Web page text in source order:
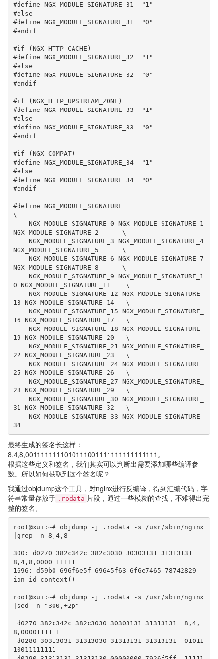
#define NGX_MODULE_SIGNATURE_31  "1"
#else
#define NGX_MODULE_SIGNATURE_31  "0"
#endif
#if (NGX_HTTP_CACHE)
#define NGX_MODULE_SIGNATURE_32  "1"
#else
#define NGX_MODULE_SIGNATURE_32  "0"
#endif
#if (NGX_HTTP_UPSTREAM_ZONE)
#define NGX_MODULE_SIGNATURE_33  "1"
#else
#define NGX_MODULE_SIGNATURE_33  "0"
#endif
#if (NGX_COMPAT)
#define NGX_MODULE_SIGNATURE_34  "1"
#else
#define NGX_MODULE_SIGNATURE_34  "0"
#endif
#define NGX_MODULE_SIGNATURE
\
NGX_MODULE_SIGNATURE_2      \
NGX_MODULE_SIGNATURE_5      \
NGX_MODULE_SIGNATURE_8      \
0 NGX_MODULE_SIGNATURE_11    \
13 NGX_MODULE_SIGNATURE_14   \
16 NGX_MODULE_SIGNATURE_17   \
19 NGX_MODULE_SIGNATURE_20   \
22 NGX_MODULE_SIGNATURE_23   \
25 NGX_MODULE_SIGNATURE_26   \
28 NGX_MODULE_SIGNATURE_29   \
31 NGX_MODULE_SIGNATURE_32   \
34
最终生成的签名长这样：
8,4,8,0011111111010111001111111111111111。
根据这些定义和签名，我们其实可以判断出需要添加哪些编译参
数。所以如何获取到这个签名呢？
我通过objdump这个工具，对nginx进行反编译，得到汇编代码，字
符串常量存放于 .rodata 片段，通过一些模糊的查找，不难得出完
整的签名。
root@xui:~# objdump -j .rodata -s /usr/sbin/nginx
|grep -n 8,4,8
300: d0270 382c342c 382c3030 30303131 31313131
8,4,8,0000111111
1696: d59b0 696f6e5f 69645f63 6f6e7465 78742829
ion_id_context()
root@xui:~# objdump -j .rodata -s /usr/sbin/nginx
|sed -n "300,+2p"
8,0000111111
10011111111